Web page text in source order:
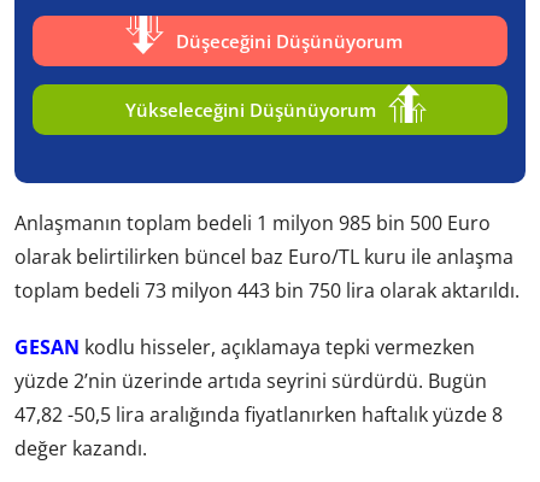
Düşeceğini Düşünüyorum
Yükseleceğini Düşünüyorum
Anlaşmanın toplam bedeli 1 milyon 985 bin 500 Euro
olarak belirtilirken büncel baz Euro/TL kuru ile anlaşma
toplam bedeli 73 milyon 443 bin 750 lira olarak aktarıldı.
GESAN kodlu hisseler, açıklamaya tepki vermezken
yüzde 2’nin üzerinde artıda seyrini sürdürdü. Bugün
47,82 -50,5 lira aralığında fiyatlanırken haftalık yüzde 8
değer kazandı.